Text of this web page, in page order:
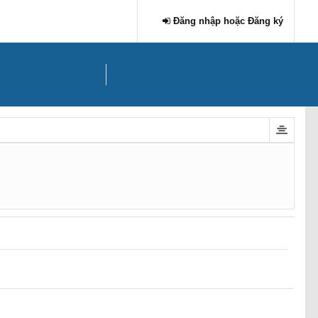
Đăng nhập hoặc Đăng ký